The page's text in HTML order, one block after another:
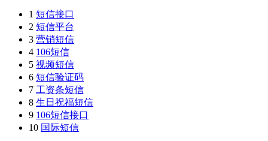
1 短信接口
2 短信平台
3 营销短信
4 106短信
5 视频短信
6 短信验证码
7 工资条短信
8 生日祝福短信
9 106短信接口
10 国际短信